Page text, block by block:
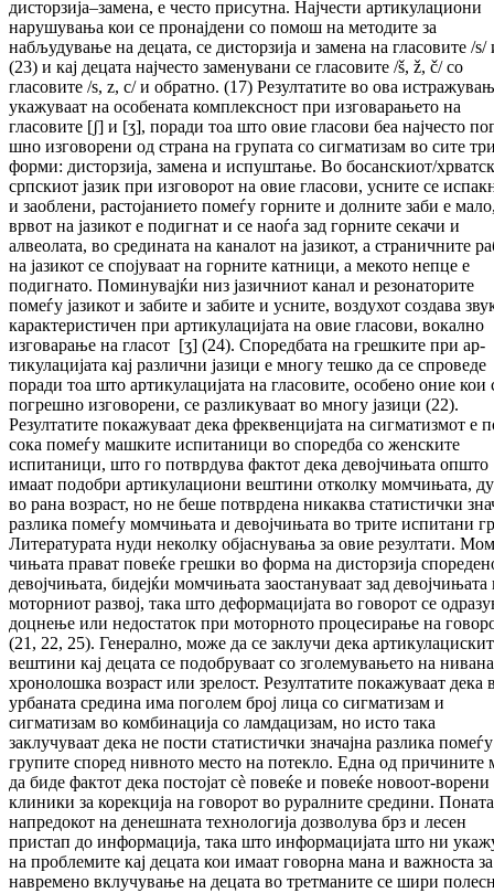
дисторзија–замена, е често присутна. Најчести ар­тикулациони
нарушувања кои се пронајдени со помош на методите за
набљудување на де­цата, се дисторзија и замена на гла­со­ви­те /s/
(23) и кај децата најчесто за­ме­ну­ва­ни се гласовите /š, ž, č/ со
гласовите /s, z, c/ и обратно. (17) Резултатите во ова
укажуваат на особената комплексност при изговарањето на
гласовите [ʃ] и [ʒ], по­ра­ди тоа што овие гласови беа најчесто
шно изговорени од страна на групата со сиг­матизам во сите
форми: дисторзија, за­мена и испуштање. Во бо­сан­ски­от/
српскиот јазик при изговорот на овие гла­со­ви, усните се
и заоблени, ра­сто­јанието помеѓу горните и долните заби е
врвот на јазикот е подигнат и се наоѓа зад горните секачи и
алвеолата, во средината на каналот на јазикот, а страничните
на јазикот се спојуваат на горните катници, а ме­кото непце е
подигнато. Поминувајќи низ ја­зичниот канал и резонаторите
помеѓу ја­зи­кот и забите и забите и усните, воздухот соз­да­ва
карактеристичен при ар­ти­ку­ла­ци­ја­та на овие гласови, вокално
изговарање на гла­сот [ʒ] (24). Споредбата на грешките при ар­
тикулацијата кај различни јазици е многу теш­ко да се спроведе
поради тоа што ар­ти­ку­ла­ци­јата на гласовите, особено оние кои
по­грешно изговорени, се разликуваат во мно­гу јазици (22).
Резултатите покажуваат дека фреквенцијата на сигматизмот е
со­ка помеѓу машките испитаници во спо­ред­ба со женските
испитаници, што го по­твр­ду­ва фактот дека девојчињата општо
имаат по­доб­ри артикулациони вештини отколку мом­чи­ња­та,
во рана возраст, но не беше пот­врдена никаква статистички
раз­ли­ка помеѓу момчињата и девојчињата во три­те испитани
Литературата нуди не­колку објаснувања за овие резултати.
чињата прават повеќе грешки во форма на дисторзија
девојчињата, би­дејќи момчињата заостануваат зад де­вој­чи­њата
моторниот развој, така што де­фор­ма­цијата во говорот се
доцнење или недостаток при моторното процесирање на
(21, 22, 25). Генерално, може да се заклучи дека
вештини кај децата се подобруваат со зголемувањето на
хронолошка возраст или зре­лост. Резултатите покажуваат дека
ур­ба­на­та средина има поголем број лица со сиг­ма­тизам и
сигматизам во комбинација со лам­дацизам, но исто така
заклучуваат дека не пости статистички значајна разлика по­меѓу
групите според нивното место на по­тек­ло. Една од причините
да биде фак­тот дека постојат сè повеќе и повеќе но­во­от-во­рени
клиники за корекција на говорот во ру­ралните средини.
напредокот на денешната технологија дозволува брз и лес­ен
пристап до информација, така што ин­фор­мацијата што ни
на проблемите кај децата кои имаат говорна мана и важ­нос­та за
навремено вклучување на децата во трет­маните се шири